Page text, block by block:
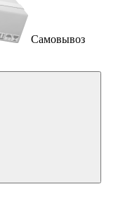
Самовывоз